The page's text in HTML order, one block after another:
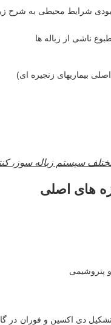
شرایط محیطی به شرح
ناشی از زباله ها
بیماریهای زنجیره ای)
سیستم زباله سوز،
های اصلی
پتروشیمی
تشکیل دی اکسین و فوران